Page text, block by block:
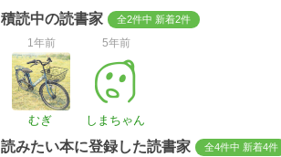
積読中の読書家 全2件中 新着2件
1年前
むぎ
5年前
しまちゃん
読みたい本に登録した読書家 全4件中 新着4件